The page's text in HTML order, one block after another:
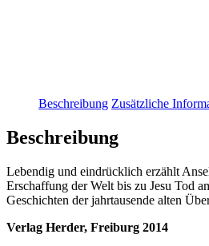
Beschreibung Zusätzliche
Beschreibung
Lebendig und eindrücklich erzählt
Erschaffung der Welt bis zu Jesu Tod
Geschichten der jahrtausende alten
Verlag Herder, Freiburg 2014